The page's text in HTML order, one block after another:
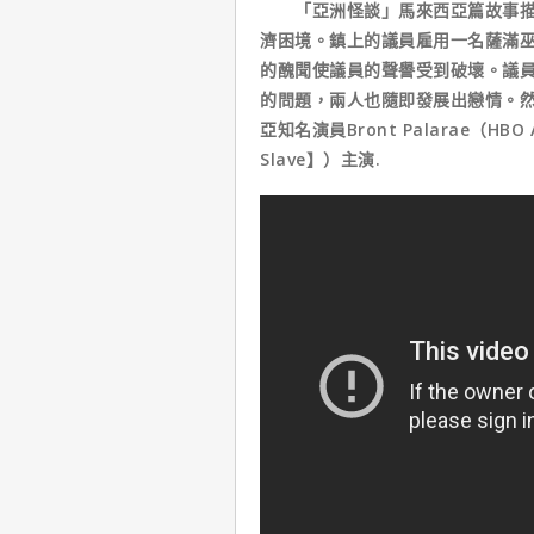
「亞洲怪談」馬來西亞篇故事描
濟困境。鎮上的議員雇用一名薩滿
的醜聞使議員的聲譽受到破壞。議
的問題，兩人也隨即發展出戀情。
亞知名演員Bront Palarae（HBO
Slave】）主演.